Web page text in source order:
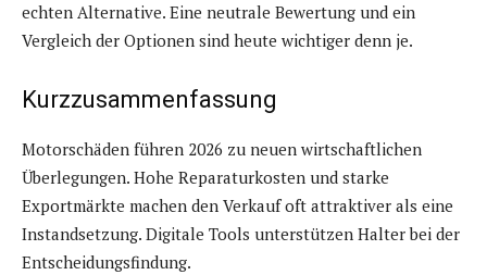
echten Alternative. Eine neutrale Bewertung und ein
Vergleich der Optionen sind heute wichtiger denn je.
Kurzzusammenfassung
Motorschäden führen 2026 zu neuen wirtschaftlichen
Überlegungen. Hohe Reparaturkosten und starke
Exportmärkte machen den Verkauf oft attraktiver als eine
Instandsetzung. Digitale Tools unterstützen Halter bei der
Entscheidungsfindung.